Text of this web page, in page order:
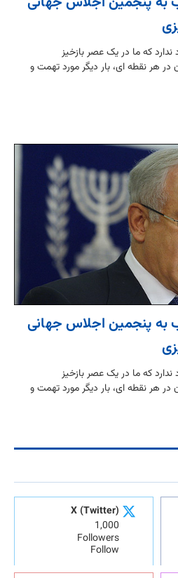
که ما در یک عصر بازخیز
در هر نقطه ای، بار دیگر مورد تهمت و
به پنجمین اجلاس جهانی
که ما در یک عصر بازخیز
در هر نقطه ای، بار دیگر مورد تهمت و
X (Twitter)
1,000
Followers
Follow